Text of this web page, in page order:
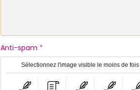
Anti-spam
Sélectionnez l'image visible le moins de fois